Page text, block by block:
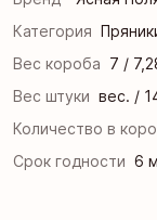
Категория
Вес короба 7 /
Вес штуки вес. /
Количество в
Срок годности 6